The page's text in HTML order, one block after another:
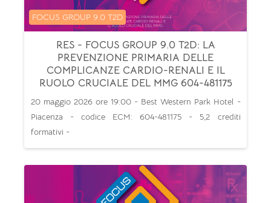
RES - FOCUS GROUP 9.0 T2D: LA
PREVENZIONE PRIMARIA DELLE
COMPLICANZE CARDIO-RENALI E IL
RUOLO CRUCIALE DEL MMG 604-481175
Categoria di corsi
FOCUS GROUP 9.0 T2D
20 maggio 2026 ore 19:00 - Best Western Park Hotel -
Piacenza - codice ECM: 604-481175 - 5,2 crediti
formativi -